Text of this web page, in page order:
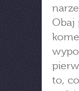
Obaj
to,